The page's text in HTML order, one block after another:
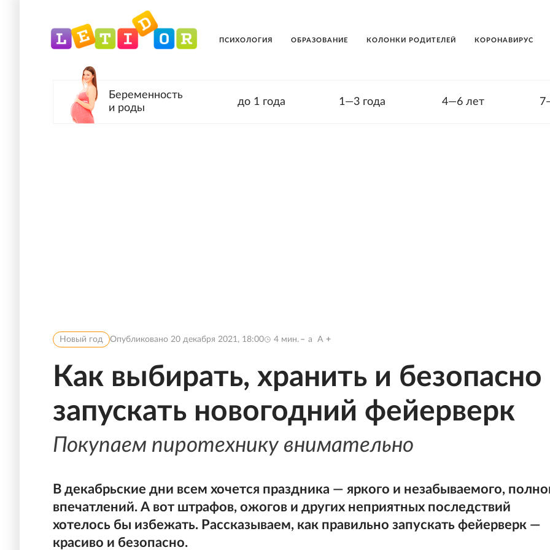
ПСИХОЛОГИЯ ОБРАЗОВАНИЕ КОЛОНКИ РОДИТЕЛЕЙ КОРОНАВИРУС
Беременность
и роды
до 1 года 1—3 года 4—6 лет
Новый год Опубликовано 20 декабря 2021, 18:00 4 мин. a A
Как выбирать, хранить и безопасно
запускать новогодний фейерверк
Покупаем пиротехнику внимательно
В декабрьские дни всем хочется праздника — яркого и незабываемого,
впечатлений. А вот штрафов, ожогов и других неприятных последствий
хотелось бы избежать. Рассказываем, как правильно запускать фейерверк —
красиво и безопасно.